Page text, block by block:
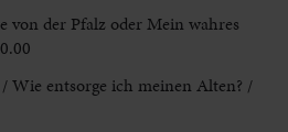
von der Pfalz oder Mein wahres
/ Wie entsorge ich meinen Alten? /